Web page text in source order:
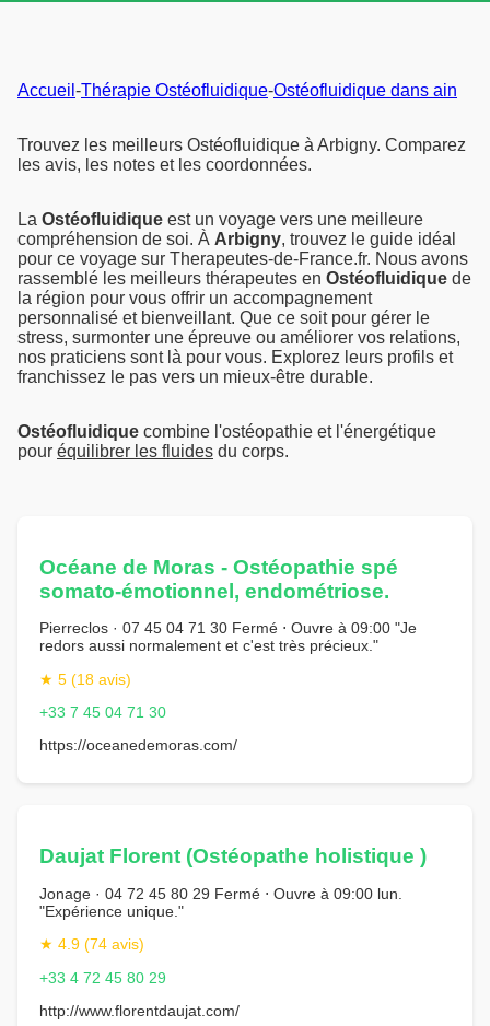
Accueil -Thérapie Ostéofluidique-Ostéofluidique dans ain
Trouvez les meilleurs Ostéofluidique à Arbigny. Comparez
les avis, les notes et les coordonnées.
La Ostéofluidique est un voyage vers une meilleure
compréhension de soi. À Arbigny, trouvez le guide idéal
pour ce voyage sur Therapeutes-de-France.fr. Nous avons
rassemblé les meilleurs thérapeutes en Ostéofluidique de
la région pour vous offrir un accompagnement
personnalisé et bienveillant. Que ce soit pour gérer le
stress, surmonter une épreuve ou améliorer vos relations,
nos praticiens sont là pour vous. Explorez leurs profils et
franchissez le pas vers un mieux-être durable.
Ostéofluidique combine l'ostéopathie et l'énergétique
pour équilibrer les fluides du corps.
Océane de Moras - Ostéopathie spé
somato-émotionnel, endométriose.
Pierreclos · 07 45 04 71 30 Fermé ⋅ Ouvre à 09:00 "Je
redors aussi normalement et c'est très précieux."
★ 5 (18 avis)
+33 7 45 04 71 30
https://oceanedemoras.com/
Daujat Florent (Ostéopathe holistique )
Jonage · 04 72 45 80 29 Fermé ⋅ Ouvre à 09:00 lun.
"Expérience unique."
★ 4.9 (74 avis)
+33 4 72 45 80 29
http://www.florentdaujat.com/